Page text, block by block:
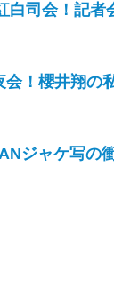
白司会！記者
！櫻井翔の
ジャケ写の